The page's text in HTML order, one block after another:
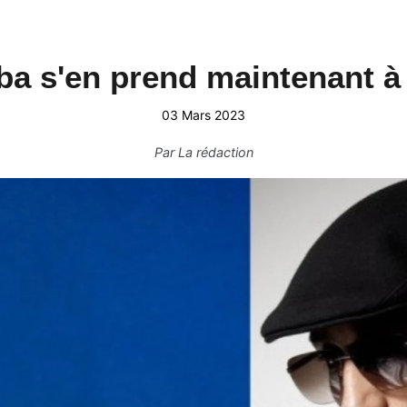
s'en prend maintenant
03 Mars 2023
ParLa rédaction